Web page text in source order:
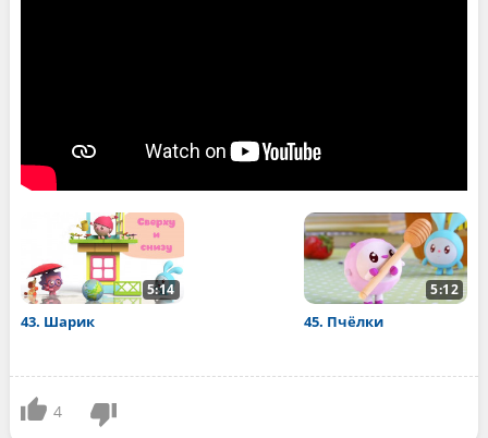
5:14
43. Шарик
5:12
45. Пчёлки
4